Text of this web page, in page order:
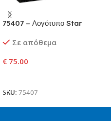
75407 – Λογότυπο Star
Σε απόθεμα
€ 75.00
SKU: 75407